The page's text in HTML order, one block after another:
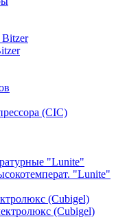
(CIC)
"Lunite"
"Lunite"
(Cubigel)
(Cubigel)